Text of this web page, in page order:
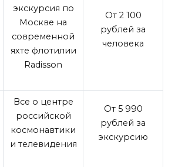
экскурсия по
Москве на
современной
яхте флотилии
Radisson
От 2 100
рублей за
человека
Все о центре
российской
космонавтики
и телевидения
От 5 990
рублей за
экскурсию